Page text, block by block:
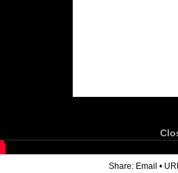
Share: Email •